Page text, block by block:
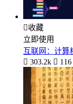
收藏
立即使用
互联网：计算
 303.2k  116